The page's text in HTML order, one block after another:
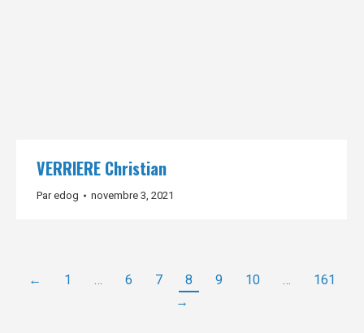
VERRIERE Christian
Paredog novembre 3, 2021
← 1 … 6 7 8 9 10 …
161
→